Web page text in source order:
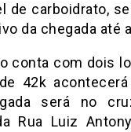
de carboidrato,
da chegada até
conta com dois
42k
será no
Rua Luiz